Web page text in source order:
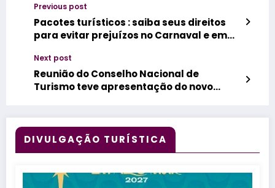
Previous post
Pacotes turísticos : saiba seus direitos
para evitar prejuízos no Carnaval e em
Next post
Reunião do Conselho Nacional de
Turismo teve apresentação do novo
DIVULGAÇÃO TURÍSTICA